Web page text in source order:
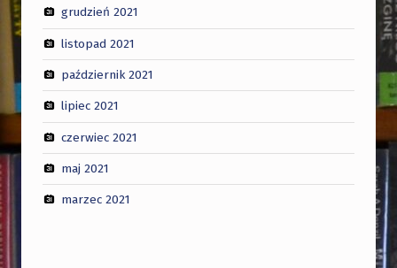
grudzień 2021
listopad 2021
październik 2021
lipiec 2021
czerwiec 2021
maj 2021
marzec 2021